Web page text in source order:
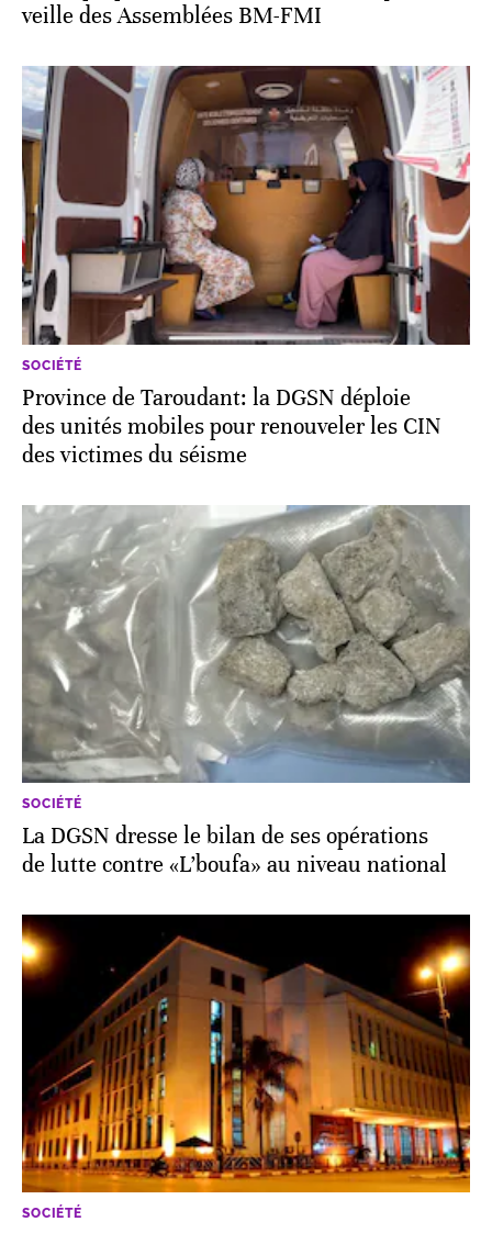
veille des Assemblées BM-FMI
SOCIÉTÉ
Province de Taroudant: la DGSN déploie
des unités mobiles pour renouveler les CIN
des victimes du séisme
SOCIÉTÉ
La DGSN dresse le bilan de ses opérations
de lutte contre «L’boufa» au niveau national
SOCIÉTÉ